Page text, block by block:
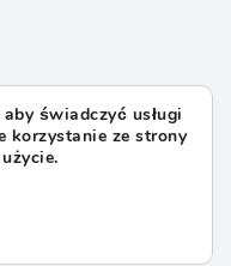
świadczyć usługi
korzystanie ze strony